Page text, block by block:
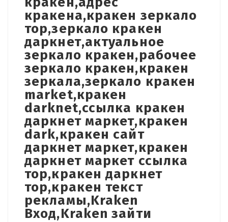
кракена,кракен зеркало
тор,зеркало кракен
даркнет,актуальное
зеркало кракен,рабочее
зеркало кракен,кракен
зеркала,зеркало кракен
market,кракен
darknet,ссылка кракен
даркнет маркет,кракен
dark,кракен сайт
даркнет маркет,кракен
даркнет маркет ссылка
тор,кракен даркнет
тор,кракен текст
рекламы,Kraken
Вход,Kraken зайти